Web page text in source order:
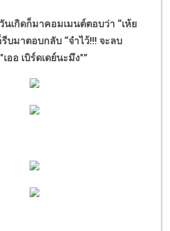
กิดก็มาคอมเมนต์ตอบว่า “เห้ย
บมาตอบกลับ “จำไว้!!! จะลบ
ออ เบิร์ดเดย์นะมึง"”